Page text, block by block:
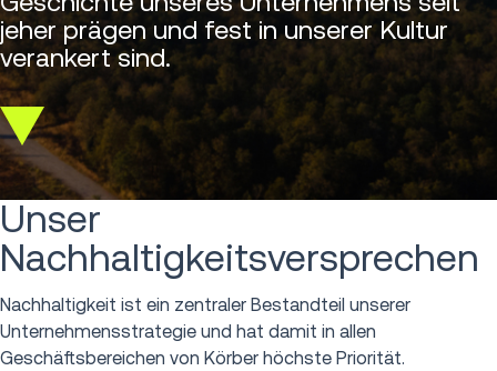
jeher prägen und fest in unserer Kultur
verankert sind.
Scroll
down
Unser
Nachhaltigkeitsversprechen
Nachhaltigkeit ist ein zentraler Bestandteil unserer
Unternehmensstrategie und hat damit in allen
Geschäftsbereichen von Körber höchste Priorität.